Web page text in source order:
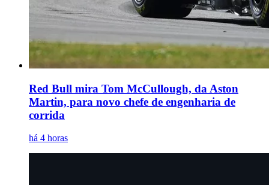
Red Bull mira Tom McCullough, da Aston
Martin, para novo chefe de engenharia de
corrida
há 4 horas